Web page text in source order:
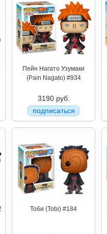
Пейн Нагато Узумаки
(Pain Nagato) #934
3190 руб.
подписаться
Тоби (Tobi) #184